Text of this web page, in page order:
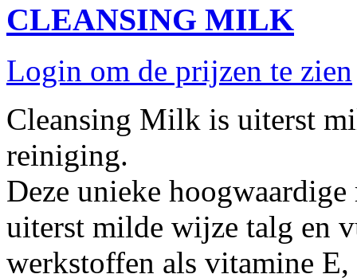
CLEANSING MILK
Login om de prijzen te zien
Cleansing Milk is uiterst
reiniging.
Deze unieke
uiterst milde wijze talg en
werkstoffen als vitamine